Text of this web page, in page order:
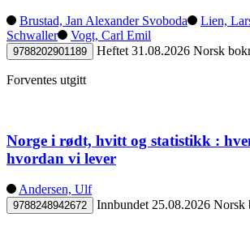
Brustad, Jan Alexander Svoboda Lien,
Schwaller
Vogt, Carl Emil
9788202901189 Heftet 31.08.2026 Norsk
Forventes utgitt
Norge i rødt, hvitt og statistikk :
hvordan vi lever
Andersen, Ulf
9788248942672 Innbundet 25.08.2026 Norsk